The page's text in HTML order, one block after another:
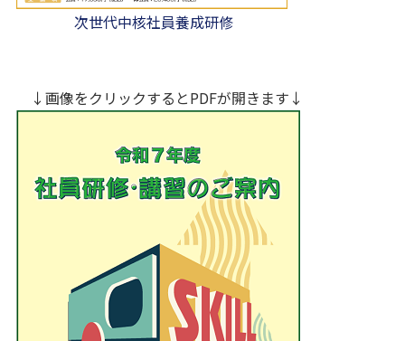
次世代中核社員養成研修
↓画像をクリックするとPDFが開きます↓